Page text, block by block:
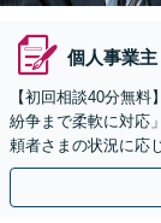
個人事業
【初回相談40分無
紛争まで柔軟に対応
頼者さまの状況に応
ライアンス体制構築